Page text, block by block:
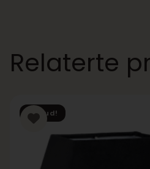
Relaterte
Tilbud!